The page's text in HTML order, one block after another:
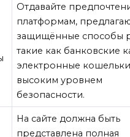
Отдавайте
платформам,
защищённые способы
такие как банковские
электронные
высоким уровнем
безопасности.
На сайте должна быть
представлена полная